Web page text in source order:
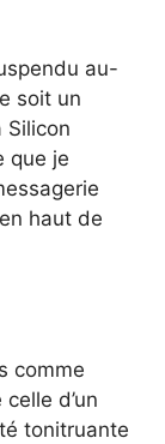
au-
soit un
Silicon
que je
haut de
comme
d’un
tonitruante